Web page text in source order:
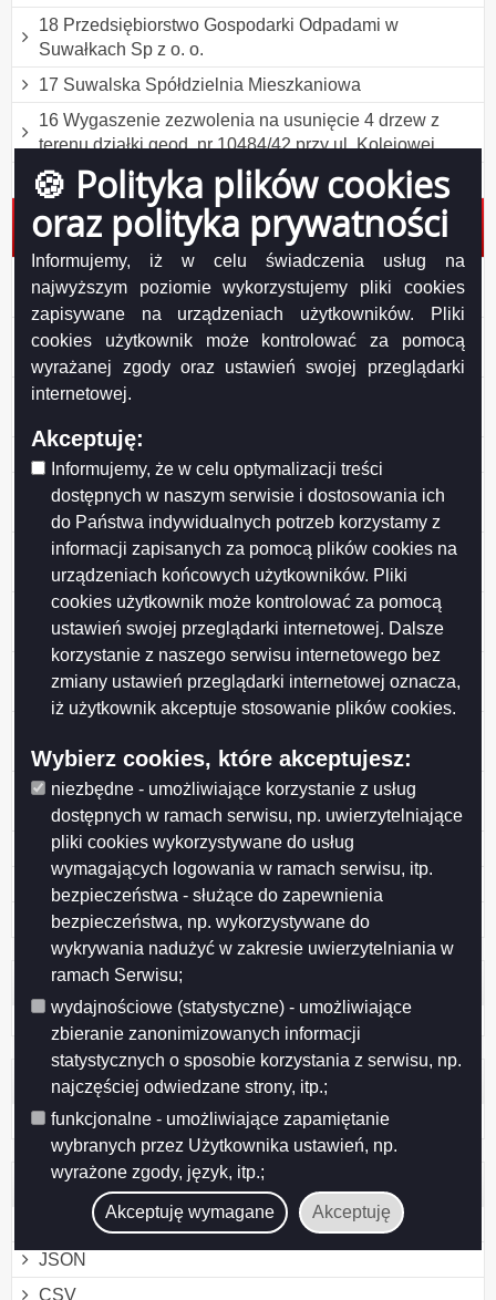
🍪 Polityka plików cookies
oraz polityka prywatności
Informujemy, iż w celu świadczenia usług na
najwyższym poziomie wykorzystujemy pliki cookies
zapisywane na urządzeniach użytkowników. Pliki
cookies użytkownik może kontrolować za pomocą
wyrażanej zgody oraz ustawień swojej przeglądarki
internetowej.
Akceptuję:
Informujemy, że w celu optymalizacji treści
dostępnych w naszym serwisie i dostosowania ich
do Państwa indywidualnych potrzeb korzystamy z
informacji zapisanych za pomocą plików cookies na
urządzeniach końcowych użytkowników. Pliki
cookies użytkownik może kontrolować za pomocą
ustawień swojej przeglądarki internetowej. Dalsze
korzystanie z naszego serwisu internetowego bez
zmiany ustawień przeglądarki internetowej oznacza,
iż użytkownik akceptuje stosowanie plików cookies.
Wybierz cookies, które akceptujesz:
niezbędne - umożliwiające korzystanie z usług
dostępnych w ramach serwisu, np. uwierzytelniające
pliki cookies wykorzystywane do usług
wymagających logowania w ramach serwisu, itp.
bezpieczeństwa - służące do zapewnienia
bezpieczeństwa, np. wykorzystywane do
wykrywania nadużyć w zakresie uwierzytelniania w
ramach Serwisu;
wydajnościowe (statystyczne) - umożliwiające
zbieranie zanonimizowanych informacji
statystycznych o sposobie korzystania z serwisu, np.
najczęściej odwiedzane strony, itp.;
funkcjonalne - umożliwiające zapamiętanie
wybranych przez Użytkownika ustawień, np.
wyrażone zgody, język, itp.;
Akceptuję wymagane Akceptuję
18 Przedsiębiorstwo Gospodarki Odpadami w
Suwałkach Sp z o. o.
17 Suwalska Spółdzielnia Mieszkaniowa
16 Wygaszenie zezwolenia na usunięcie 4 drzew z
terenu działki geod. nr 10484/42 przy ul. Kolejowej
15 Osoby prywatne
14 Zmiana pozwolenia na wytwarzanie odpadów przez
„DBK” Sp. z o. o.
13 Zezwolenie na wycięcie drzew z terenu działki
geod. nr 33448
13 Zezwolenie na wycięcie drzew z terenu działki
geod. nr 33448
12 Zezwolenie na wycięcie drzew z terenu działki
11 Zarząd Dróg i Zieleni w Suwałkach
49 Polski Związek Działkowców Rodzinny Ogród
Działkowy im. Jaćwingów w Suwałkach
9 Zezwolenie na usunięcie drzewa z terenu działki
geod. nr 24588/5 przy ul. Sejneńskiej
8 Zezwolenie na usunięcie drzewa z terenu działki
geod. nr 21857 przy ul. Reymonta
6 Zezwolenie na usunięcie drzew z terenu przy ul.
Wojska Polskiego 29
141 ROD im. Konopnickiej przy ul. Lotniczej
4 Zezwolenie na usunięcie 8 drzew z terenu przy ul.
Przemysłowej 2E
3 Fabryka Mebli „FORTE”
2 „MALOW” Spółka z o.o.
1 "GAB-TRANS" Józef Gaber
Licznik odwiedzin
Odwiedzana: 228
Administracja
Zaloguj się
Otwarte dane
JSON
CSV